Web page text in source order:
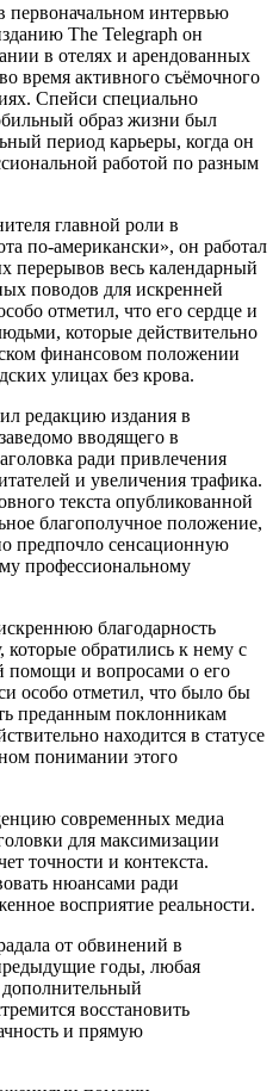
первоначальном интервью
The Telegraph он
в отелях и арендованных
время активного съёмочного
Спейси специально
образ жизни был
период карьеры, когда он
работой по разным
главной роли в
по-американски», он работал
перерывов весь календарный
поводов для искренней
отметил, что его сердце и
которые действительно
финансовом положении
улицах без крова.
редакцию издания в
вводящего в
ради привлечения
и увеличения трафика.
текста опубликованной
благополучное положение,
предпочло сенсационную
профессиональному
благодарность
обратились к нему с
помощи и вопросами о его
особо отметил, что было бы
преданным поклонникам
находится в статусе
понимании этого
современных медиа
для максимизации
точности и контекста.
нюансами ради
восприятие реальности.
от обвинений в
годы, любая
дополнительный
восстановить
и прямую